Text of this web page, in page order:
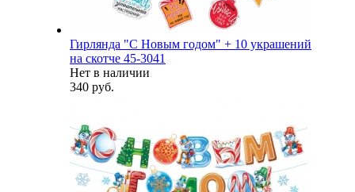
Гирлянда "С Новым годом" + 10 украшений
на скотче 45-3041
Нет в наличии
340 руб.